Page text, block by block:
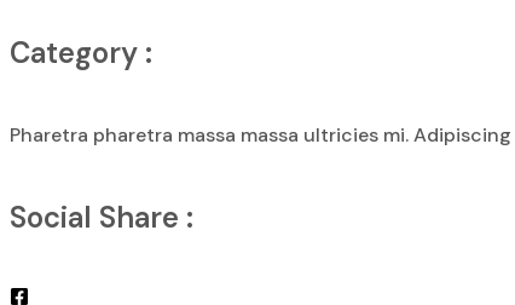
Category :
Pharetra pharetra massa massa ultricies mi.
Social Share :